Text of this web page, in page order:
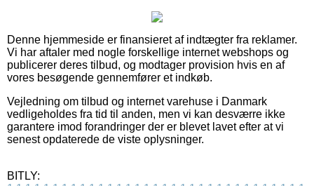
Denne hjemmeside er finansieret af indtægter fra reklamer.
Vi har aftaler med nogle forskellige internet webshops og
publicerer deres tilbud, og modtager provision hvis en af
vores besøgende gennemfører et indkøb.
Vejledning om tilbud og internet varehuse i Danmark
vedligeholdes fra tid til anden, men vi kan desværre ikke
garantere imod forandringer der er blevet lavet efter at vi
senest opdaterede de viste oplysninger.
BITLY: